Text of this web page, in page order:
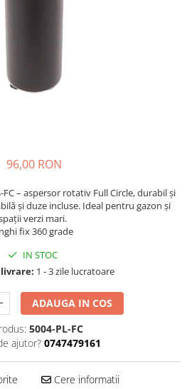
96,00 RON
FC – aspersor rotativ Full Circle, durabil și
și duze incluse. Ideal pentru gazon și
verzi mari.
fix 360 grade
IN STOC
1 - 3 zile lucratoare
ADAUGA IN COS
5004-PL-FC
ajutor? 0747479161
Cere informatii